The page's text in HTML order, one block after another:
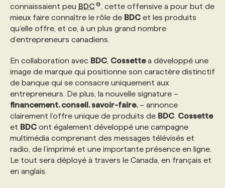
NOS AUTEUR‧RICES
POURQUOI CHOISIR NOS FORMATIONS
PROGRAMMES DE SUBVENTIONS
FAQ
ANNONCEZ AVEC NOUS
FAQ
ANNONCEZ AVEC NOUS
connaissaient peu BDC
, cette offensive a pour but de
mieux faire connaître le rôle de BDC et les produits
qu’elle offre, et ce, à un plus grand nombre
d’entrepreneurs canadiens.
En collaboration avec BDC Cossettea développé une
image de marque qui positionne son caractère distinctif
de banque qui se consacre uniquement aux
entrepreneurs. De plus, la nouvelle signature –
financement. conseil. savoir-faire.– annonce
clairement l’offre unique de produits de BDC Cossette
et BDC ont également développé une campagne
multimédia comprenant des messages télévisés et
radio, de l’imprimé et une importante présence en ligne.
Le tout sera déployé à travers le Canada, en français et
en anglais.